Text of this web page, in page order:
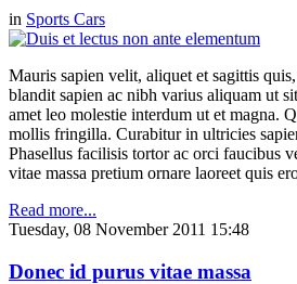
in Sports Cars
Mauris sapien velit, aliquet et sagittis
blandit sapien ac nibh varius aliquam ut
amet leo molestie interdum ut et magna.
mollis fringilla. Curabitur in ultricies
Phasellus facilisis tortor ac orci faucibus
vitae massa pretium ornare laoreet quis
Read more...
Tuesday, 08 November 2011 15:48
Donec id purus vitae massa